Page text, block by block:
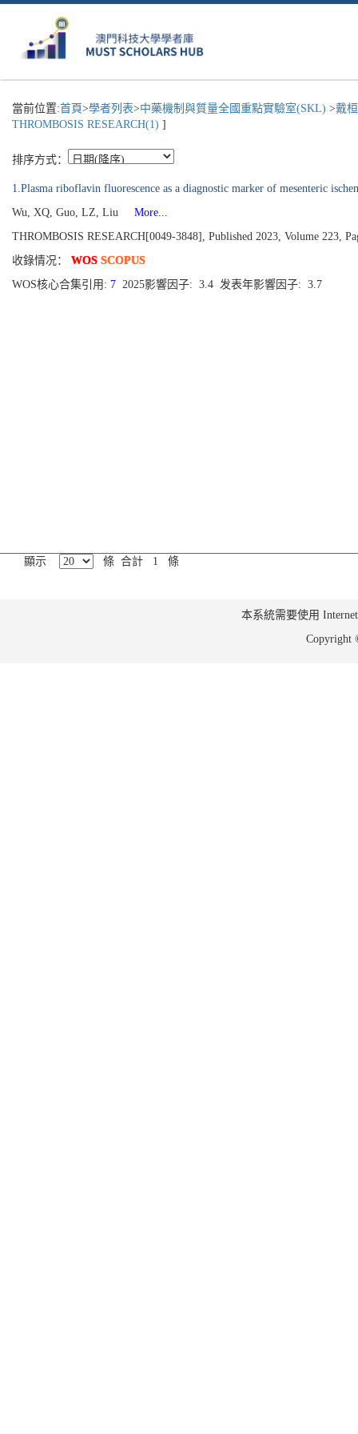
當前位置:首頁>學者列表>中藥機制與質量全國重點實驗室(SKL) >戴
THROMBOSIS RESEARCH(1) ]
排序方式：
1.Plasma riboflavin fluorescence as a diagnostic marker of mesenteric
Wu, XQ, Guo, LZ, Liu
More...
THROMBOSIS RESEARCH[0049-3848], Published 2023, Volume 223,
收錄情况： WOS SCOPUS
WOS核心合集引用: 7 2025影響因子: 3.4 发表年影響因子: 3.7
顯示 條 合計 1 條
本系統需要使用
Copyright